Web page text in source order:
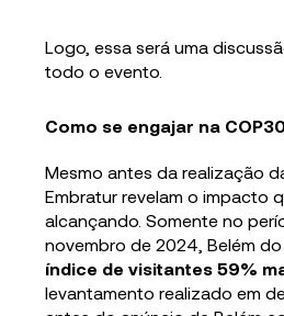
Logo, essa será uma
todo o evento.
Como se engajar na
Mesmo antes da realização
Embratur revelam o impacto
alcançando. Somente no
novembro de 2024, Belém
índice de visitantes 59%
levantamento realizado em